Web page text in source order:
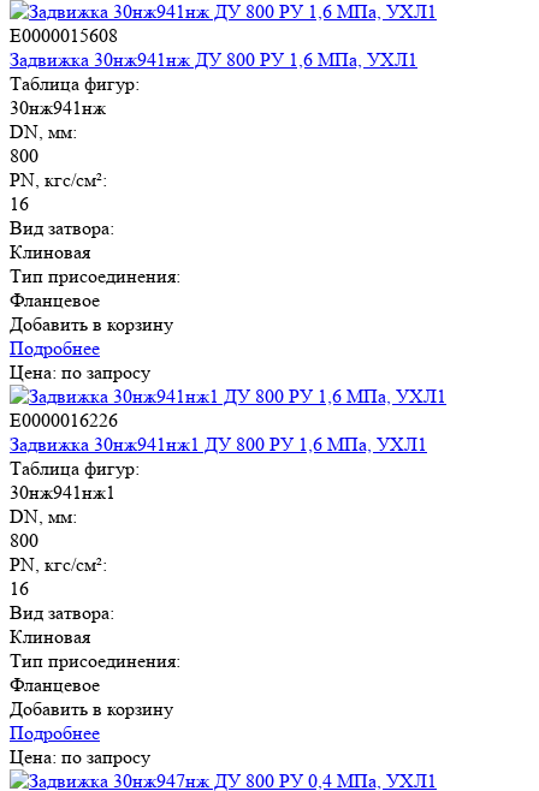
E0000015608
Задвижка 30нж941нж ДУ 800 РУ 1,6 МПа, УХЛ1
Таблица фигур:
30нж941нж
DN, мм:
800
PN, кгс/см²:
16
Вид затвора:
Клиновая
Тип присоединения:
Фланцевое
Добавить в корзину
Подробнее
Цена: по запросу
E0000016226
Задвижка 30нж941нж1 ДУ 800 РУ 1,6 МПа, УХЛ1
Таблица фигур:
30нж941нж1
DN, мм:
800
PN, кгс/см²:
16
Вид затвора:
Клиновая
Тип присоединения:
Фланцевое
Добавить в корзину
Подробнее
Цена: по запросу